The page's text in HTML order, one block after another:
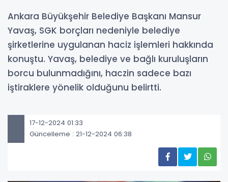
Ankara Büyükşehir Belediye Başkanı Mansur
Yavaş, SGK borçları nedeniyle belediye
şirketlerine uygulanan haciz işlemleri hakkında
konuştu. Yavaş, belediye ve bağlı kuruluşların
borcu bulunmadığını, haczin sadece bazı
iştiraklere yönelik olduğunu belirtti.
17-12-2024 01:33
Güncelleme : 21-12-2024 06:38